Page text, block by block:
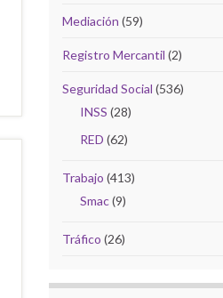
Mediación (59)
Registro Mercantil (2)
Seguridad Social (536)
INSS (28)
RED (62)
Trabajo (413)
Smac(9)
Tráfico (26)